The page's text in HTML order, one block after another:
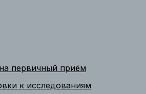
первичный приём
к исследованиям